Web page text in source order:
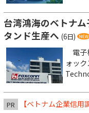
台湾鴻海のベトナ
タンド生産へ (6日)
電子
ォッ
PR 【ベトナム企業信